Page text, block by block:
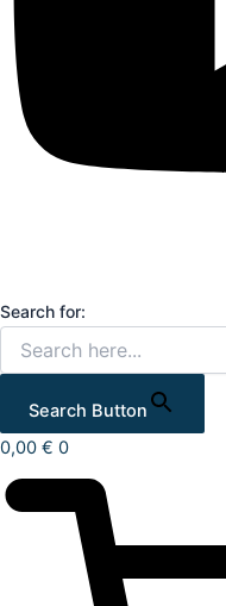
Search for:
Search Button
0,00 € 0